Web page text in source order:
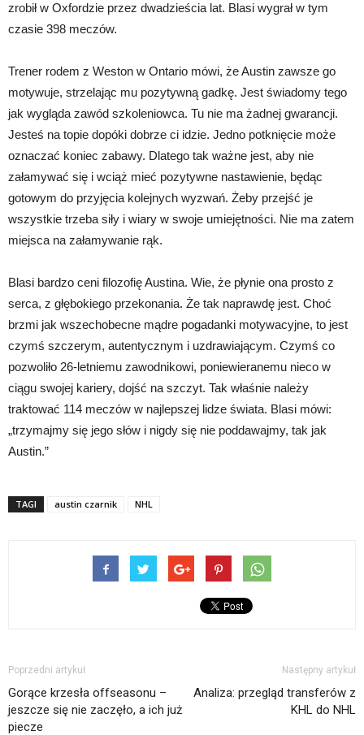
zrobił w Oxfordzie przez dwadzieścia lat. Blasi wygrał w tym
czasie 398 meczów.
Trener rodem z Weston w Ontario mówi, że Austin zawsze go
motywuje, strzelając mu pozytywną gadkę. Jest świadomy tego
jak wygląda zawód szkoleniowca. Tu nie ma żadnej gwarancji.
Jesteś na topie dopóki dobrze ci idzie. Jedno potknięcie może
oznaczać koniec zabawy. Dlatego tak ważne jest, aby nie
załamywać się i wciąż mieć pozytywne nastawienie, będąc
gotowym do przyjęcia kolejnych wyzwań. Żeby przejść je
wszystkie trzeba siły i wiary w swoje umiejętności. Nie ma zatem
miejsca na załamywanie rąk.
Blasi bardzo ceni filozofię Austina. Wie, że płynie ona prosto z
serca, z głębokiego przekonania. Że tak naprawdę jest. Choć
brzmi jak wszechobecne mądre pogadanki motywacyjne, to jest
czymś szczerym, autentycznym i uzdrawiającym. Czymś co
pozwoliło 26-letniemu zawodnikowi, poniewieranemu nieco w
ciągu swojej kariery, dojść na szczyt. Tak właśnie należy
traktować 114 meczów w najlepszej lidze świata. Blasi mówi:
„trzymajmy się jego słów i nigdy się nie poddawajmy, tak jak
Austin.”
TAGI austin czarnik NHL
Poprzedni artykuł
Gorące krzesła offseasonu –
jeszcze się nie zaczęło, a ich już
piecze
Następny artykuł
Analiza: przegląd transferów z
KHL do NHL